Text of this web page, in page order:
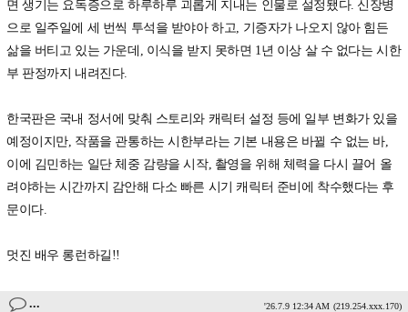
면 생기는 요독증으로 하루하루 괴롭게 지내는 인물로 설정됐다. 신장병
으로 일주일에 세 번씩 투석을 받야아 하고, 기증자가 나오지 않아 힘든
삶을 버티고 있는 가운데, 이식을 받지 못하면 1년 이상 살 수 없다는 시한
부 판정까지 내려진다.
한국판은 국내 정서에 맞춰 스토리와 캐릭터 설정 등에 일부 변화가 있을
예정이지만, 작품을 관통하는 시한부라는 기본 내용은 바뀔 수 없는 바,
이에 김민하는 일단 체중 감량을 시작, 촬영을 위해 체력을 다시 끌어 올
려야하는 시간까지 감안해 다소 빠른 시기 캐릭터 준비에 착수했다는 후
문이다.
멋진 배우 롱런하길!!
... '26.7.9 12:34 AM (219.254.xxx.170)